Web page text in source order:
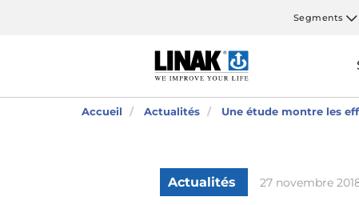
Segments
Accueil Actualités Une étude montre les
Actualités 27 novembre